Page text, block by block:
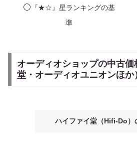
⚪️ 『★☆』星ランキングの基
準
オーディオショップの中古価
堂・オーディオユニオンほか
ハイファイ堂（Hifi-Do）